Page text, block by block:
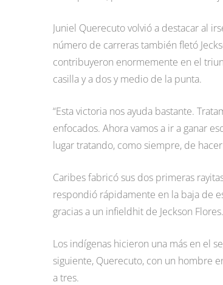
Juniel Querecuto volvió a destacar al
número de carreras también fletó
contribuyeron enormemente en el
casilla y a dos y medio de la punta.
“Esta victoria nos ayuda bastante.
enfocados. Ahora vamos a ir a ganar
lugar tratando, como siempre, de
Caribes fabricó sus dos primeras
respondió rápidamente en la baja de
gracias a un infieldhit de Jeckson Flores.
Los indígenas hicieron una más en el
siguiente, Querecuto, con un hombre
a tres.